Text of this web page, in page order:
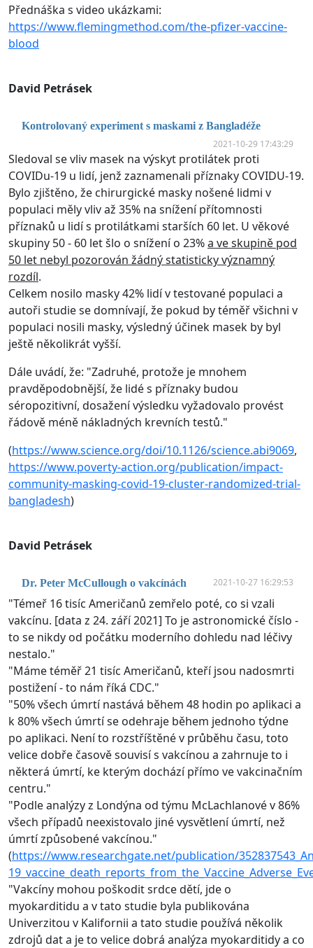
Přednáška s video ukázkami:
https://www.flemingmethod.com/the-pfizer-vaccine-
blood
David Petrásek
Kontrolovaný experiment s maskami z Bangladéže
2021-10-29 17:43:29
Sledoval se vliv masek na výskyt protilátek proti
COVIDu-19 u lidí, jenž zaznamenali příznaky COVIDU-19.
Bylo zjištěno, že chirurgické masky nošené lidmi v
populaci měly vliv až 35% na snížení přítomnosti
příznaků u lidí s protilátkami starších 60 let. U věkové
skupiny 50 - 60 let šlo o snížení o 23%a ve skupině pod
50 let nebyl pozorován žádný statisticky významný
rozdíl.
Celkem nosilo masky 42% lidí v testované populaci a
autoři studie se domnívají, že pokud by téměř všichni v
populaci nosili masky, výsledný účinek masek by byl
ještě několikrát vyšší.
Dále uvádí, že: "Zadruhé, protože je mnohem
pravděpodobnější, že lidé s příznaky budou
séropozitivní, dosažení výsledku vyžadovalo provést
řádově méně nákladných krevních testů."
(https://www.science.org/doi/10.1126/science.abi9069,
https://www.poverty-action.org/publication/impact-
community-masking-covid-19-cluster-randomized-trial-
bangladesh)
David Petrásek
Dr. Peter McCullough o vakcínách 2021-10-27 16:29:53
"Témeř 16 tisíc Američanů zemřelo poté, co si vzali
vakcínu. [data z 24. září 2021] To je astronomické číslo -
to se nikdy od počátku moderního dohledu nad léčivy
nestalo."
"Máme téměř 21 tisíc Američanů, kteří jsou nadosmrti
postižení - to nám říká CDC."
"50% všech úmrtí nastává během 48 hodin po aplikaci a
k 80% všech úmrtí se odehraje během jednoho týdne
po aplikaci. Není to rozstříštěné v průběhu času, toto
velice dobře časově souvisí s vakcínou a zahrnuje to i
některá úmrtí, ke kterým dochází přímo ve vakcinačním
centru."
"Podle analýzy z Londýna od týmu McLachlanové v 86%
všech případů neexistovalo jiné vysvětlení úmrtí, než
úmrtí způsobené vakcínou."
(https://www.researchgate.net/publication/
"Vakcíny mohou poškodit srdce dětí, jde o
myokarditidu a v tato studie byla publikována
Univerzitou v Kalifornii a tato studie používá několik
zdrojů dat a je to velice dobrá analýza myokarditidy a co